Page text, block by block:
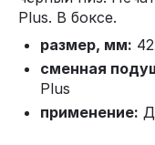
Plus. В боксе.
размер, мм:
сменная
Plus
применение: